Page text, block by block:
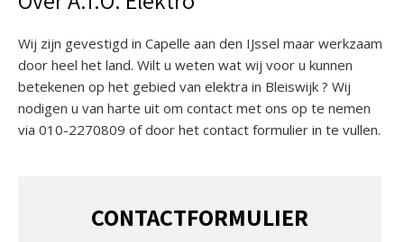
Wij zijn gevestigd in Capelle aan den IJssel maar werkzaam
door heel het land. Wilt u weten wat wij voor u kunnen
betekenen op het gebied van elektra in Bleiswijk ? Wij
nodigen u van harte uit om contact met ons op te nemen
via 010-2270809 of door het contact formulier in te vullen.
CONTACTFORMULIER